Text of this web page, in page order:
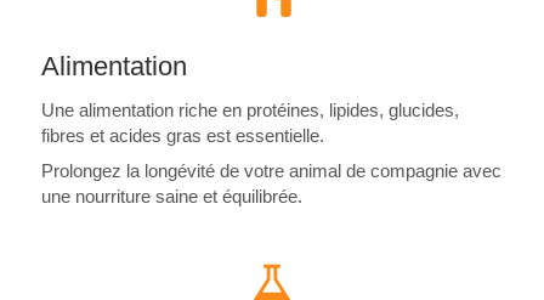
Alimentation
Une alimentation riche en protéines, lipides, glucides,
fibres et acides gras est essentielle.
Prolongez la longévité de votre animal de compagnie avec
une nourriture saine et équilibrée.